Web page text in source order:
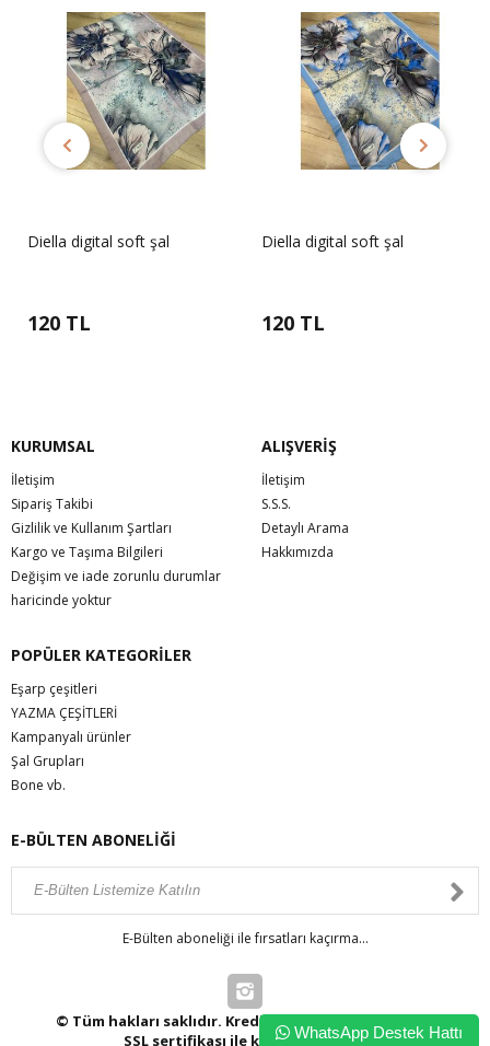
Diella digital soft şal
120 TL
Diella digital soft şal
120 TL
KURUMSAL
İletişim
Sipariş Takibi
Gizlilik ve Kullanım Şartları
Kargo ve Taşıma Bilgileri
Değişim ve iade zorunlu durumlar
haricinde yoktur
ALIŞVERİŞ
İletişim
S.S.S.
Detaylı Arama
Hakkımızda
POPÜLER KATEGORİLER
Eşarp çeşitleri
YAZMA ÇEŞİTLERİ
Kampanyalı ürünler
Şal Grupları
Bone vb.
E-BÜLTEN ABONELİĞİ
E-Bülten aboneliği ile fırsatları kaçırma...
© Tüm hakları saklıdır. Kredi kartı bilgileriniz 256bit
SSL sertifikası ile korunmaktadır.WhatsApp Destek Hattı